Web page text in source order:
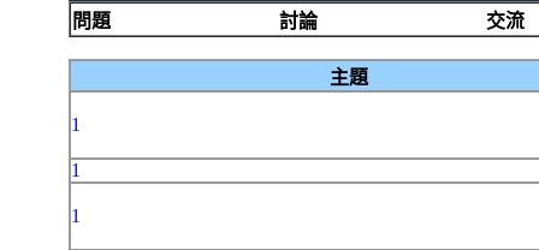
問題
討論 交流
主題
1
1
1